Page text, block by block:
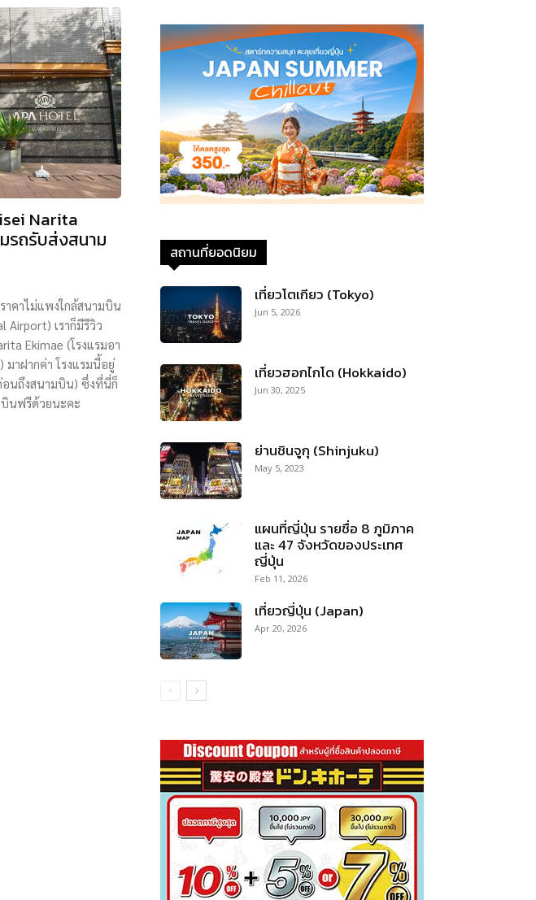
Narita
รถรับส่งสนาม
าคาไม่แพงใกล้สนามบิน
เราก็มีรีวิว
Ekimae (โรงแรมอา
มาฝากค่า โรงแรมนี้อยู่
อนถึงสนามบิน) ซึ่งที่นี่ก็
บินฟรีด้วยนะคะ
สถานที่ยอดนิยม
เที่ยวโตเกียว (Tokyo)
Jun 5, 2026
เที่ยวฮอกไกโด (Hokkaido)
Jun 30, 2025
ย่านชินจูกุ (Shinjuku)
May 5, 2023
แผนที่ญี่ปุ่น รายชื่อ 8 ภูมิภาค
และ 47 จังหวัดของประเทศ
ญี่ปุ่น
Feb 11, 2026
เที่ยวญี่ปุ่น (Japan)
Apr 20, 2026